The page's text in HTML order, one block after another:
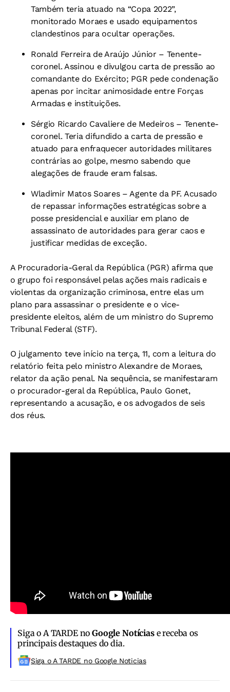
Também teria atuado na “Copa 2022”,
monitorado Moraes e usado equipamentos
clandestinos para ocultar operações.
Ronald Ferreira de Araújo Júnior – Tenente-
coronel. Assinou e divulgou carta de pressão ao
comandante do Exército; PGR pede condenação
apenas por incitar animosidade entre Forças
Armadas e instituições.
Sérgio Ricardo Cavaliere de Medeiros – Tenente-
coronel. Teria difundido a carta de pressão e
atuado para enfraquecer autoridades militares
contrárias ao golpe, mesmo sabendo que
alegações de fraude eram falsas.
Wladimir Matos Soares – Agente da PF. Acusado
de repassar informações estratégicas sobre a
posse presidencial e auxiliar em plano de
assassinato de autoridades para gerar caos e
justificar medidas de exceção.
A Procuradoria-Geral da República (PGR) afirma que
o grupo foi responsável pelas ações mais radicais e
violentas da organização criminosa, entre elas um
plano para assassinar o presidente e o vice-
presidente eleitos, além de um ministro do Supremo
Tribunal Federal (STF).
O julgamento teve início na terça, 11, com a leitura do
relatório feita pelo ministro Alexandre de Moraes,
relator da ação penal. Na sequência, se manifestaram
o procurador-geral da República, Paulo Gonet,
representando a acusação, e os advogados de seis
dos réus.
Siga o A TARDE noGoogle Notíciase receba os
principais destaques do dia.
Siga o A TARDE no Google Noticias